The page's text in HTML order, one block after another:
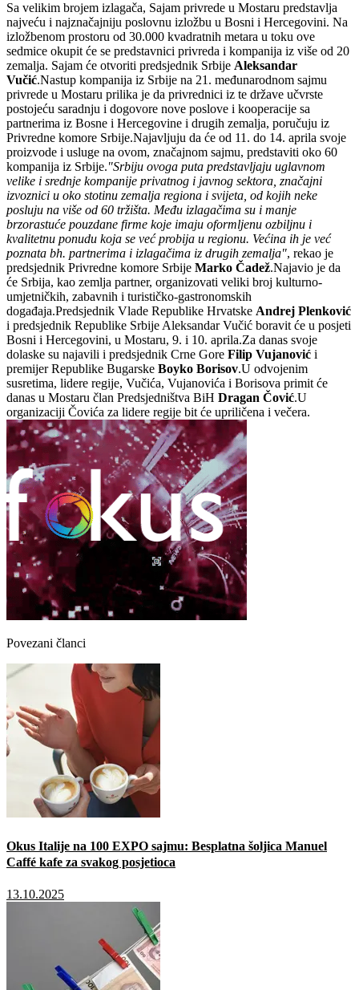
Sa velikim brojem izlagača, Sajam privrede u Mostaru predstavlja
najveću i najznačajniju poslovnu izložbu u Bosni i Hercegovini. Na
izložbenom prostoru od 30.000 kvadratnih metara u toku ove
sedmice okupit će se predstavnici privreda i kompanija iz više od 20
zemalja. Sajam će otvoriti predsjednik Srbije Aleksandar
Vučić.Nastup kompanija iz Srbije na 21. međunarodnom sajmu
privrede u Mostaru prilika je da privrednici iz te države učvrste
postojeću saradnju i dogovore nove poslove i kooperacije sa
partnerima iz Bosne i Hercegovine i drugih zemalja, poručuju iz
Privredne komore Srbije.Najavljuju da će od 11. do 14. aprila svoje
proizvode i usluge na ovom, značajnom sajmu, predstaviti oko 60
kompanija iz Srbije."Srbiju ovoga puta predstavljaju uglavnom
velike i srednje kompanije privatnog i javnog sektora, značajni
izvoznici u oko stotinu zemalja regiona i svijeta, od kojih neke
posluju na više od 60 tržišta. Među izlagačima su i manje
brzorastuće pouzdane firme koje imaju oformljenu ozbiljnu i
kvalitetnu ponudu koja se već probija u regionu. Većina ih je već
poznata bh. partnerima i izlagačima iz drugih zemalja", rekao je
predsjednik Privredne komore Srbije Marko Čadež.Najavio je da
će Srbija, kao zemlja partner, organizovati veliki broj kulturno-
umjetničkih, zabavnih i turističko-gastronomskih
događaja.Predsjednik Vlade Republike Hrvatske Andrej Plenković
i predsjednik Republike Srbije Aleksandar Vučić boravit će u posjeti
Bosni i Hercegovini, u Mostaru, 9. i 10. aprila.Za danas svoje
dolaske su najavili i predsjednik Crne Gore Filip Vujanović i
premijer Republike Bugarske Boyko Borisov.U odvojenim
susretima, lidere regije, Vučića, Vujanovića i Borisova primit će
danas u Mostaru član Predsjedništva BiH Dragan Čović.U
organizaciji Čovića za lidere regije bit će upriličena i večera.
Povezani članci
Okus Italije na 100 EXPO sajmu: Besplatna šoljica Manuel
Caffé kafe za svakog posjetioca
13.10.2025